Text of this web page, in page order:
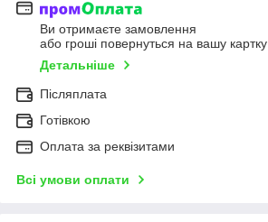
Ви отримаєте замовлення
або гроші повернуться на вашу картку
Детальніше
Післяплата
Готівкою
Оплата за реквізитами
Всі умови оплати